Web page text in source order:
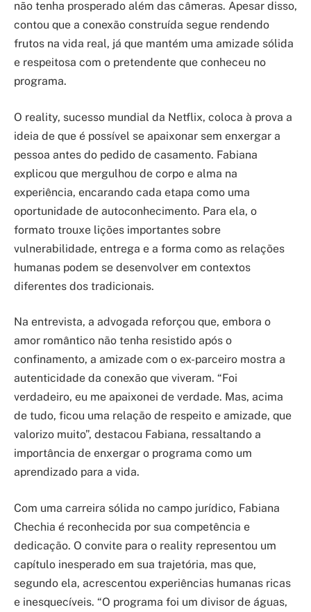
não tenha prosperado além das câmeras. Apesar disso,
contou que a conexão construída segue rendendo
frutos na vida real, já que mantém uma amizade sólida
e respeitosa com o pretendente que conheceu no
programa.
O reality, sucesso mundial da Netflix, coloca à prova a
ideia de que é possível se apaixonar sem enxergar a
pessoa antes do pedido de casamento. Fabiana
explicou que mergulhou de corpo e alma na
experiência, encarando cada etapa como uma
oportunidade de autoconhecimento. Para ela, o
formato trouxe lições importantes sobre
vulnerabilidade, entrega e a forma como as relações
humanas podem se desenvolver em contextos
diferentes dos tradicionais.
Na entrevista, a advogada reforçou que, embora o
amor romântico não tenha resistido após o
confinamento, a amizade com o ex-parceiro mostra a
autenticidade da conexão que viveram. “Foi
verdadeiro, eu me apaixonei de verdade. Mas, acima
de tudo, ficou uma relação de respeito e amizade, que
valorizo muito”, destacou Fabiana, ressaltando a
importância de enxergar o programa como um
aprendizado para a vida.
Com uma carreira sólida no campo jurídico, Fabiana
Chechia é reconhecida por sua competência e
dedicação. O convite para o reality representou um
capítulo inesperado em sua trajetória, mas que,
segundo ela, acrescentou experiências humanas ricas
e inesquecíveis. “O programa foi um divisor de águas,